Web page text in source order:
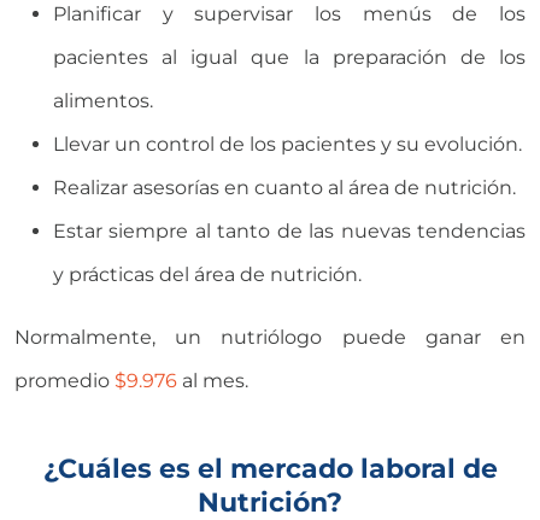
Planificar y supervisar los menús de los
pacientes al igual que la preparación de los
alimentos.
Llevar un control de los pacientes y su evolución.
Realizar asesorías en cuanto al área de nutrición.
Estar siempre al tanto de las nuevas tendencias
y prácticas del área de nutrición.
Normalmente, un nutriólogo puede ganar en
promedio $9.976 al mes.
¿Cuáles es el mercado laboral de
Nutrición?